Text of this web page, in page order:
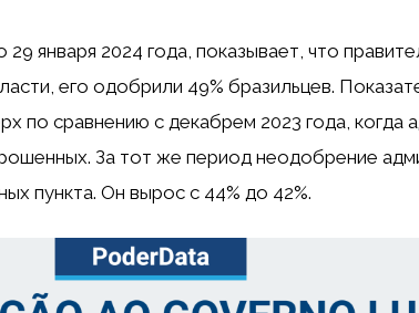
января 2024 года, показывает, что
его одобрили 49% бразильцев.
по сравнению с декабрем 2023 года, когда
За тот же период неодобрение
пункта. Он вырос с 44% до 42%.